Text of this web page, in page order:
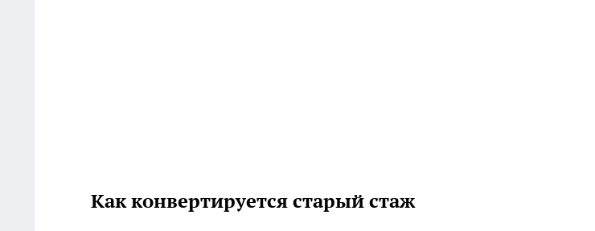
Как конвертируется старый стаж